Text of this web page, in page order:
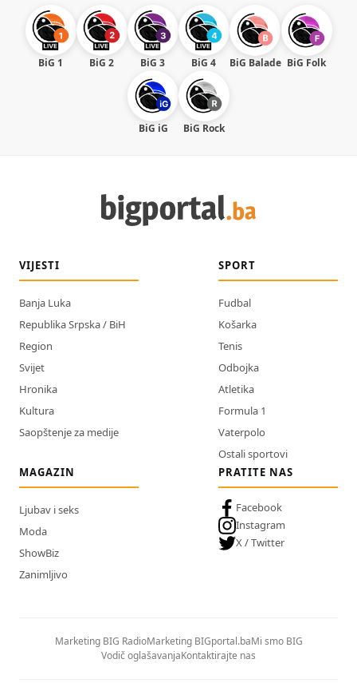
BiG 1 BiG 2 BiG 3 BiG 4 BiG Balade BiG Folk
BiG iG BiG Rock
VIJESTI
Banja Luka
Republika Srpska / BiH
Region
Svijet
Hronika
Kultura
Saopštenje za medije
SPORT
Fudbal
Košarka
Tenis
Odbojka
Atletika
Formula 1
Vaterpolo
Ostali sportovi
MAGAZIN
Ljubav i seks
Moda
ShowBiz
Zanimljivo
PRATITE NAS
Facebook
Instagram
X / Twitter
Marketing BIG RadioMarketing BIGportal.baMi smo BIG
Vodič oglašavanjaKontaktirajte nas